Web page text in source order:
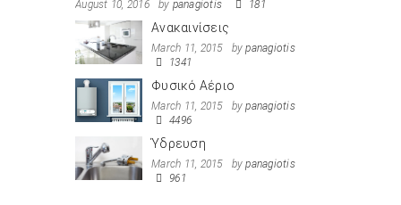
August 10, 2016 by panagiotis 181
Ανακαινίσεις
March 11, 2015 bypanagiotis
1341
Φυσικό Αέριο
March 11, 2015 bypanagiotis
4496
Ύδρευση
March 11, 2015 bypanagiotis
961